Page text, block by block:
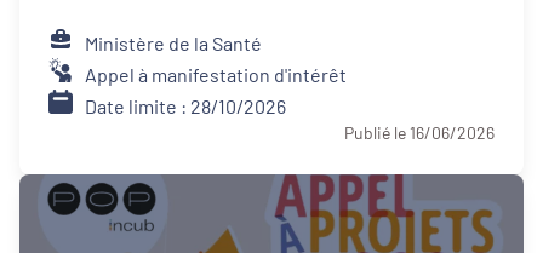
Ministère de la Santé
Appel à manifestation d'intérêt
Date limite : 28/10/2026
Publié le 16/06/2026